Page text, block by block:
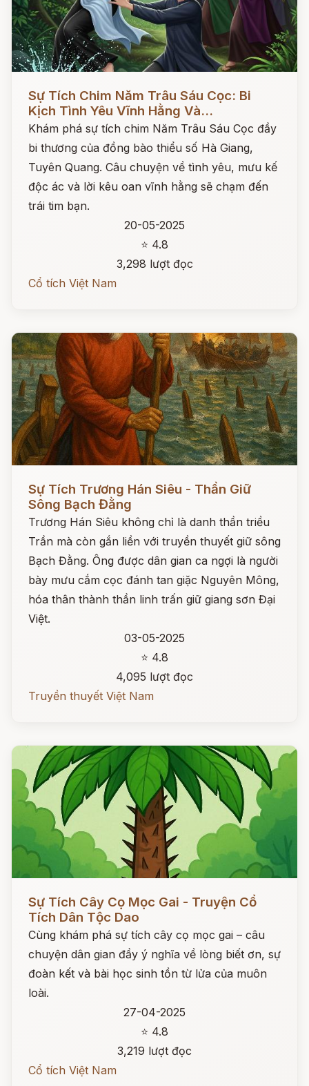
Sự Tích Chim Năm Trâu Sáu Cọc: Bi
Kịch Tình Yêu Vĩnh Hằng Và...
Khám phá sự tích chim Năm Trâu Sáu Cọc đầy
bi thương của đồng bào thiểu số Hà Giang,
Tuyên Quang. Câu chuyện về tình yêu, mưu kế
độc ác và lời kêu oan vĩnh hằng sẽ chạm đến
trái tim bạn.
20-05-2025
⭐ 4.8
3,298 lượt đọc
Cổ tích Việt Nam
Sự Tích Trương Hán Siêu - Thần Giữ
Sông Bạch Đằng
Trương Hán Siêu không chỉ là danh thần triều
Trần mà còn gắn liền với truyền thuyết giữ sông
Bạch Đằng. Ông được dân gian ca ngợi là người
bày mưu cắm cọc đánh tan giặc Nguyên Mông,
hóa thân thành thần linh trấn giữ giang sơn Đại
Việt.
03-05-2025
⭐ 4.8
4,095 lượt đọc
Truyền thuyết Việt Nam
Sự Tích Cây Cọ Mọc Gai - Truyện Cổ
Tích Dân Tộc Dao
Cùng khám phá sự tích cây cọ mọc gai – câu
chuyện dân gian đầy ý nghĩa về lòng biết ơn, sự
đoàn kết và bài học sinh tồn từ lửa của muôn
loài.
27-04-2025
⭐ 4.8
3,219 lượt đọc
Cổ tích Việt Nam